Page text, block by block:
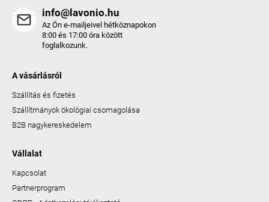
info@lavonio.hu
Az Ön e-mailjeivel hétköznapokon
8:00 és 17:00 óra között
foglalkozunk.
A vásárlásról
Szállítás és fizetés
Szállítmányok ökológiai csomagolása
B2B nagykereskedelem
Vállalat
Kapcsolat
Partnerprogram